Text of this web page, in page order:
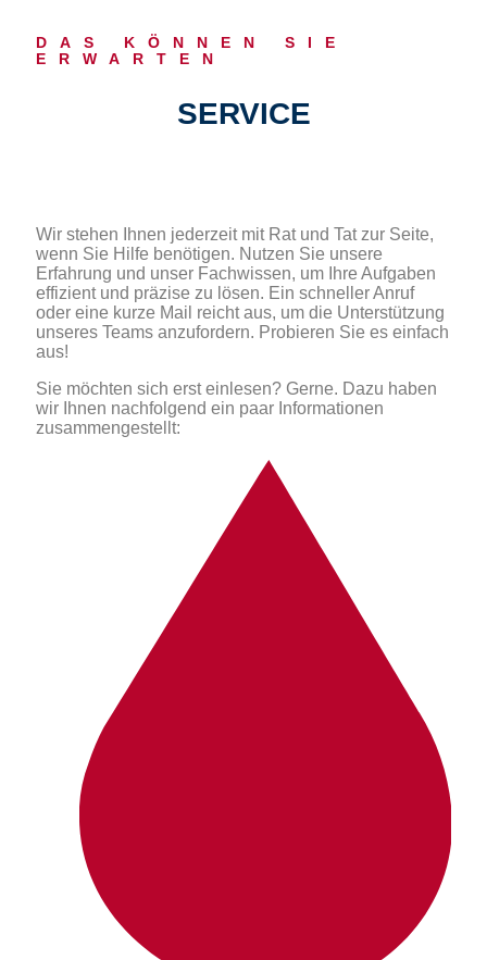
DAS KÖNNEN SIE
ERWARTEN
SERVICE
Wir stehen Ihnen jederzeit mit Rat und Tat zur Seite,
wenn Sie Hilfe benötigen. Nutzen Sie unsere
Erfahrung und unser Fachwissen, um Ihre Aufgaben
effizient und präzise zu lösen. Ein schneller Anruf
oder eine kurze Mail reicht aus, um die Unterstützung
unseres Teams anzufordern. Probieren Sie es einfach
aus!
Sie möchten sich erst einlesen? Gerne. Dazu haben
wir Ihnen nachfolgend ein paar Informationen
zusammengestellt: